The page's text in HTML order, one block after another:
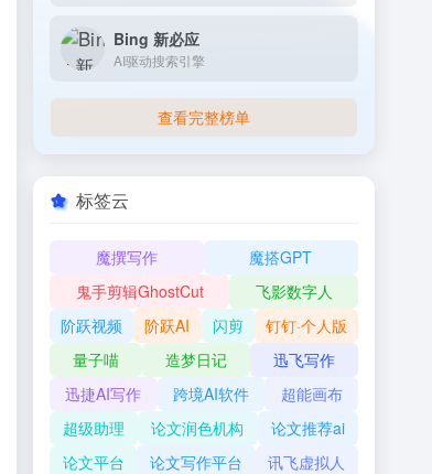
Bing 新必应
AI驱动搜索引擎
查看完整榜单
标签云
魔撰写作
魔搭GPT
鬼手剪辑GhostCut
飞影数字人
阶跃视频
阶跃AI 闪剪
钉钉·个人版
量子喵
造梦日记
迅飞写作
迅捷AI写作
跨境AI软件
超能画布
超级助理
论文润色机构
论文推荐ai
论文平台
论文写作平台 讯飞虚拟人